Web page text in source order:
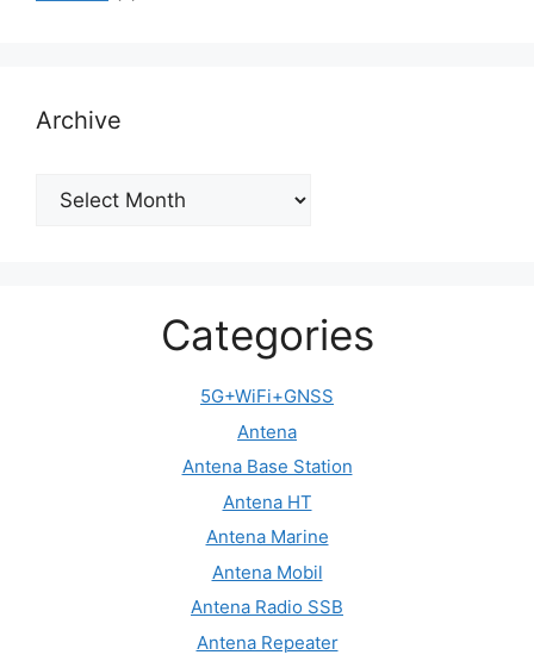
Archive
Archive
Categories
5G+WiFi+GNSS
Antena
Antena Base Station
Antena HT
Antena Marine
Antena Mobil
Antena Radio SSB
Antena Repeater